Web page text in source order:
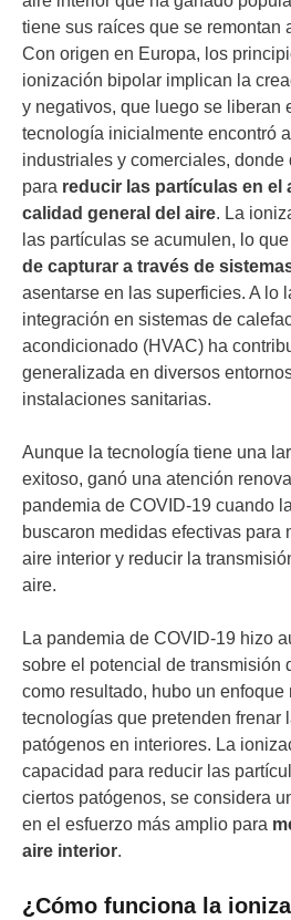
tiene sus raíces que se remontan
Con origen en Europa, los
ionización bipolar implican la
y negativos, que luego se liberan
tecnología inicialmente encontró
industriales y comerciales, donde
para reducir las partículas en el
calidad general del aire. La
las partículas se acumulen, lo
de capturar a través de
asentarse en las superficies. A lo
integración en sistemas de
acondicionado (HVAC) ha
generalizada en diversos
instalaciones sanitarias.
Aunque la tecnología tiene una
exitoso, ganó una atención
pandemia de COVID-19 cuando
buscaron medidas efectivas para
aire interior y reducir la
aire.
La pandemia de COVID-19 hizo
sobre el potencial de transmisión
como resultado, hubo un enfoque
tecnologías que pretenden frenar
patógenos en interiores. La
capacidad para reducir las
ciertos patógenos, se considera
en el esfuerzo más amplio para
aire interior.
¿Cómo funciona la